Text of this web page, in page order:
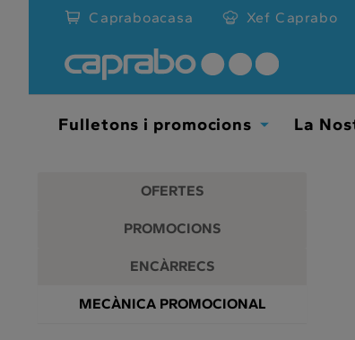
Promocions
descomptes
supermercats
Capraboacasa Xef Caprabo
Fulletons i promocions La
OFERTES
PROMOCIONS
ENCÀRRECS
MECÀNICA PROMOCIONAL